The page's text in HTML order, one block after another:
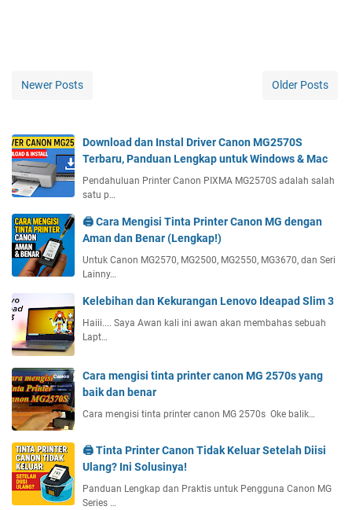
Newer Posts Older Posts
Download dan Instal Driver Canon MG2570S
Terbaru, Panduan Lengkap untuk Windows & Mac
Pendahuluan Printer Canon PIXMA MG2570S adalah salah
satu p…
🖨️ Cara Mengisi Tinta Printer Canon MG dengan
Aman dan Benar (Lengkap!)
Untuk Canon MG2570, MG2500, MG2550, MG3670, dan Seri
Lainny…
Kelebihan dan Kekurangan Lenovo Ideapad Slim 3
Haiii.... Saya Awan kali ini awan akan membahas sebuah
Lapt…
Cara mengisi tinta printer canon MG 2570s yang
baik dan benar
Cara mengisi tinta printer canon MG 2570s Oke balik…
🖨️ Tinta Printer Canon Tidak Keluar Setelah Diisi
Ulang? Ini Solusinya!
Panduan Lengkap dan Praktis untuk Pengguna Canon MG
Series …